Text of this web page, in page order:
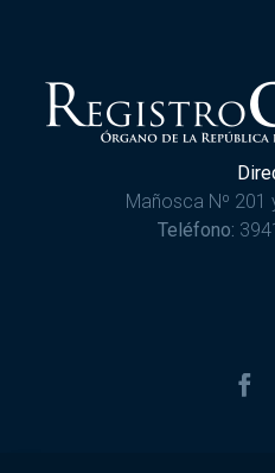
Mañosca Nº 201
Teléfono: